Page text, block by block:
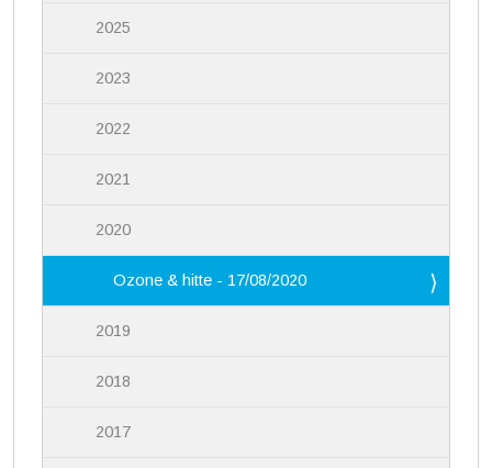
2025
2023
2022
2021
2020
Ozone & hitte - 17/08/2020
2019
2018
2017